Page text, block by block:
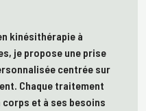
kinésithérapie à
je propose une prise
centrée sur
Chaque traitement
et à ses besoins